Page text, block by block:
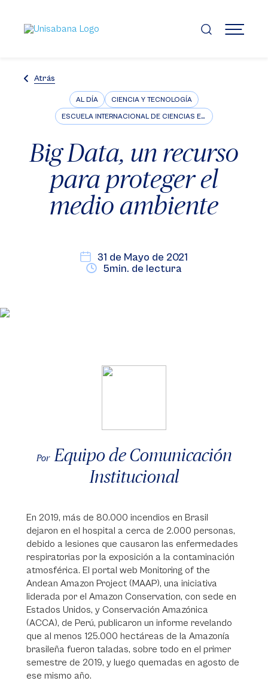
contenido
principal
MENÚ
Atrás
AL DÍA CIENCIA Y TECNOLOGÍA
ESCUELA INTERNACIONAL DE CIENCIAS ECONÓMICAS Y ADMINISTRATIVAS
Big Data, un recurso
para proteger el
medio ambiente
31 de Mayo de 2021
5min. de lectura
Por Equipo de Comunicación
Institucional
En 2019, más de 80.000 incendios en Brasil
dejaron en el hospital a cerca de 2.000 personas,
debido a lesiones que causaron las enfermedades
respiratorias por la exposición a la contaminación
atmosférica. El portal web Monitoring of the
Andean Amazon Project (MAAP), una iniciativa
liderada por el Amazon Conservation, con sede en
Estados Unidos, y Conservación Amazónica
(ACCA), de Perú, publicaron un informe revelando
que al menos 125.000 hectáreas de la Amazonía
brasileña fueron taladas, sobre todo en el primer
semestre de 2019, y luego quemadas en agosto de
ese mismo año.